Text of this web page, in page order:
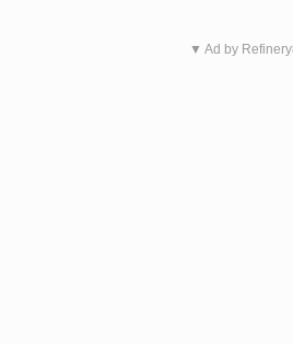
▼ Ad by